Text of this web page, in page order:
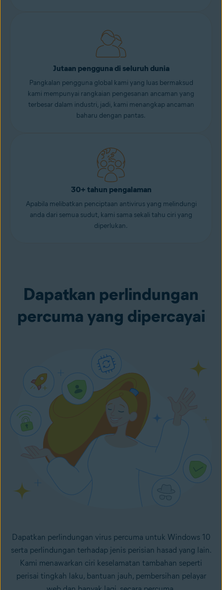
Jutaan pengguna di seluruh dunia
Pangkalan pengguna global kami yang luas bermaksud
kami mempunyai rangkaian pengesanan ancaman yang
terbesar dalam industri, jadi, kami menangkap ancaman
baharu dengan pantas.
30+ tahun pengalaman
Apabila melibatkan penciptaan antivirus yang melindungi
anda dari semua sudut, kami sama sekali tahu ciri yang
diperlukan.
Dapatkan perlindungan
percuma yang dipercayai
Dapatkan perlindungan virus percuma untuk Windows 10
serta perlindungan terhadap jenis perisian hasad yang lain.
Kami menawarkan ciri keselamatan tambahan seperti
perisai tingkah laku, bantuan jauh, pembersihan pelayar